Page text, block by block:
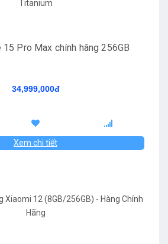
Pro Max chính hãng 256GB
34,999,000đ
Xem chi tiết